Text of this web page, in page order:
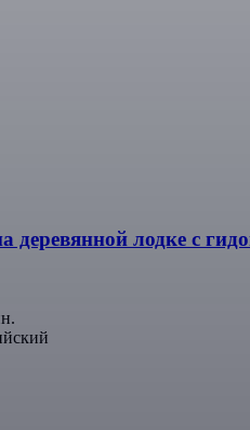
деревянной лодке с